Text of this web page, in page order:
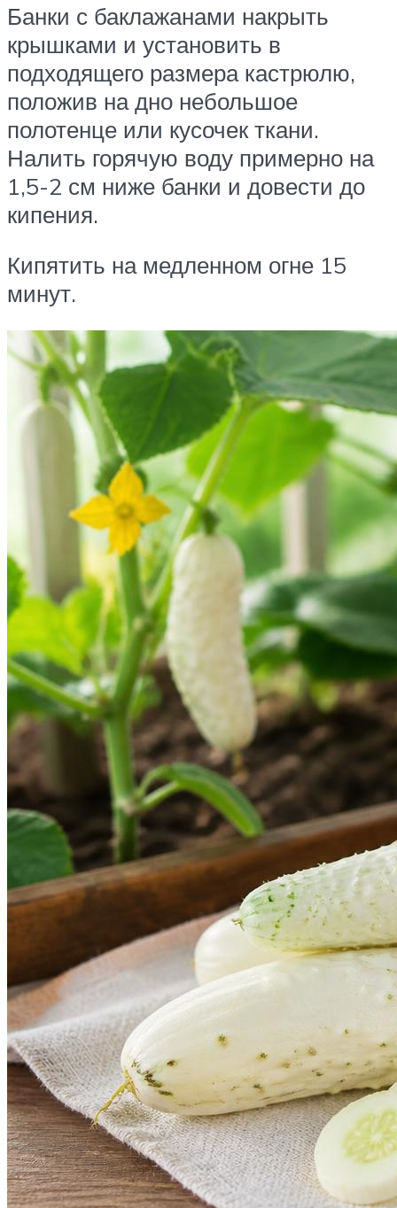
Банки с баклажанами накрыть
крышками и установить в
подходящего размера кастрюлю,
положив на дно небольшое
полотенце или кусочек ткани.
Налить горячую воду примерно на
1,5-2 см ниже банки и довести до
кипения.
Кипятить на медленном огне 15
минут.